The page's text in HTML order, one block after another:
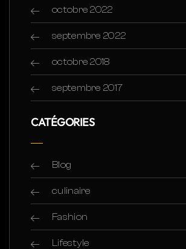
octobre 2022
septembre 2022
octobre 2018
septembre 2017
CATÉGORIES
Blog
culinaire
Fashion
Lifestyle